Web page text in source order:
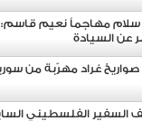
سلام مهاجماً نعيم قاسم:
عن السيادة
غراد مهرّبة من
السفير الفلسطيني